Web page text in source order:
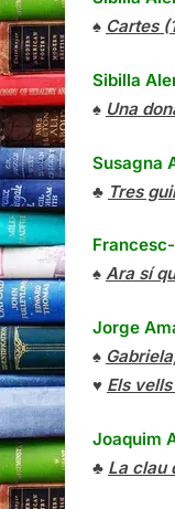
♠ Cartes
Sibilla
♠ Una
Susagna
♣ Tres
♠ Ara sí
Jorge
♠
♥ Els
Joaquim
♣ La clau